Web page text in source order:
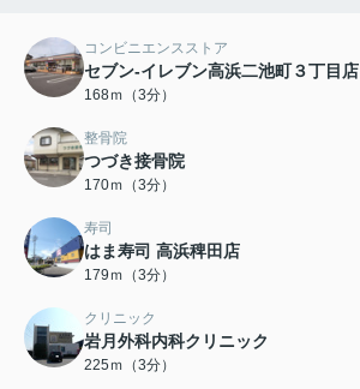
コンビニエンスストア
セブン-イレブン高浜二池町３丁目店
168ｍ（3分）
整骨院
つづき接骨院
170ｍ（3分）
寿司
はま寿司 高浜稗田店
179ｍ（3分）
クリニック
岩月外科内科クリニック
225ｍ（3分）